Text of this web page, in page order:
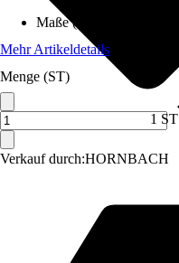
Verkauf durch:HORNBACH
Maße (BxHxT)
29.6
Mehr Artikeldetails
Menge (ST)
1 ST